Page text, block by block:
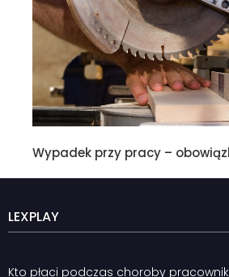
Wypadek przy pracy –
LEXPLAY
Kto płaci podczas choroby